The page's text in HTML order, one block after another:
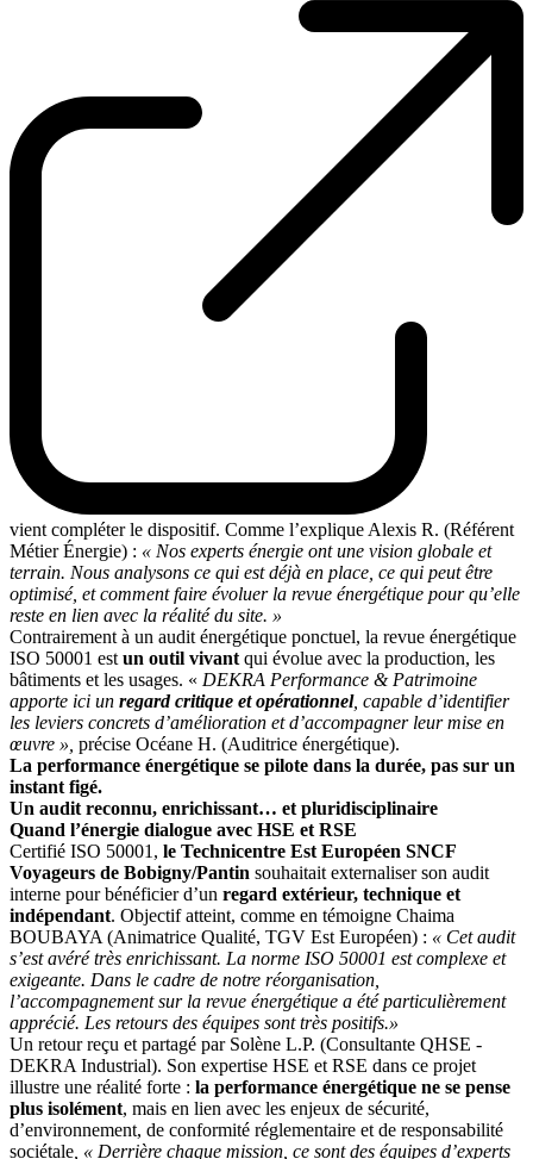
vient compléter le dispositif. Comme l’explique Alexis R. (Référent
Métier Énergie) : « Nos experts énergie ont une vision globale et
terrain. Nous analysons ce qui est déjà en place, ce qui peut être
optimisé, et comment faire évoluer la revue énergétique pour qu’elle
reste en lien avec la réalité du site. »
Contrairement à un audit énergétique ponctuel, la revue énergétique
ISO 50001 est un outil vivant qui évolue avec la production, les
bâtiments et les usages. « DEKRA Performance & Patrimoine
apporte ici un regard critique et opérationnel, capable d’identifier
les leviers concrets d’amélioration et d’accompagner leur mise en
œuvre », précise Océane H. (Auditrice énergétique).
La performance énergétique se pilote dans la durée, pas sur un
instant figé.
Un audit reconnu, enrichissant… et pluridisciplinaire
Quand l’énergie dialogue avec HSE et RSE
Certifié ISO 50001, le Technicentre Est Européen SNCF
Voyageurs de Bobigny/Pantin souhaitait externaliser son audit
interne pour bénéficier d’un regard extérieur, technique et
indépendant. Objectif atteint, comme en témoigne Chaima
BOUBAYA (Animatrice Qualité, TGV Est Européen) : « Cet audit
s’est avéré très enrichissant. La norme ISO 50001 est complexe et
exigeante. Dans le cadre de notre réorganisation,
l’accompagnement sur la revue énergétique a été particulièrement
apprécié. Les retours des équipes sont très positifs.»
Un retour reçu et partagé par Solène L.P. (Consultante QHSE -
DEKRA Industrial). Son expertise HSE et RSE dans ce projet
illustre une réalité forte : la performance énergétique ne se pense
plus isolément, mais en lien avec les enjeux de sécurité,
d’environnement, de conformité réglementaire et de responsabilité
sociétale , « Derrière chaque mission, ce sont des équipes d’experts